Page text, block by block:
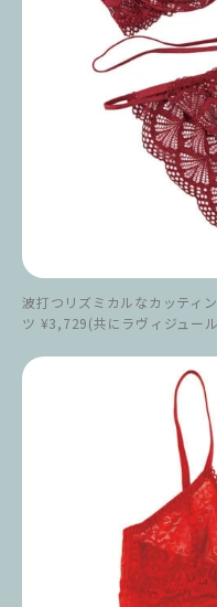
波打つリズミカルなカッティ
ツ ¥3,729(共にラヴィジュー